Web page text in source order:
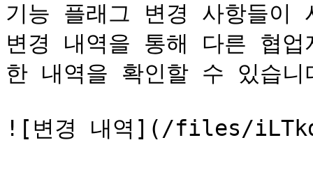
기능 플래그 변경 사항들이
변경 내역을 통해 다른 협
한 내역을 확인할 수 있습
![변경 내역](/files/